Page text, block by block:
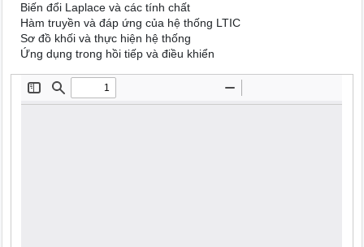
Biến đổi Laplace và các tính chất
Hàm truyền và đáp ứng của hệ thống LTIC
Sơ đồ khối và thực hiện hệ thống
Ứng dụng trong hồi tiếp và điều khiển